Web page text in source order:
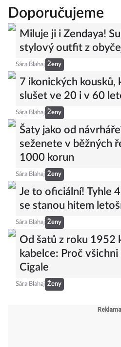
Doporučujeme
Miluje ji i Zendaya!
stylový outfit z
Sára Blahaj Ženy
7 ikonických kousků,
slušet ve 20 i v 60
Sára Blahaj Ženy
Šaty jako od
seženete v běžných
1000 korun
Sára Blahaj Ženy
Je to oficiální! Tyhle
se stanou hitem
Sára Blahaj Ženy
Od šatů z roku 1952
kabelce: Proč
Cigale
Sára Blahaj Ženy